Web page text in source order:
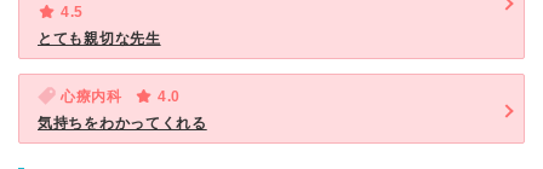
4.5
とても親切な先生
心療内科
4.0
気持ちをわかってくれる